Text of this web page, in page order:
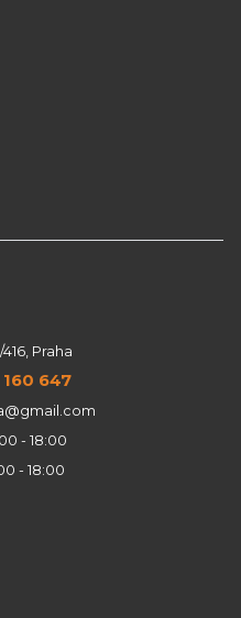
Praha
647
- 18:00
- 18:00